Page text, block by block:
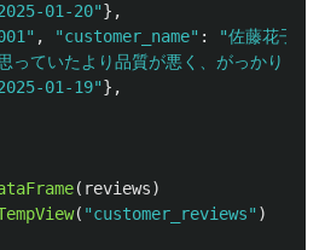
01-20"},
" , "customer_name" : "佐藤花子
っていたより品質が悪く、がっかりし
01-19"},
( reviews)
( "customer_reviews" )